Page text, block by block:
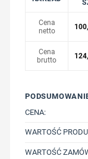
Cena
netto
Cena
brutto
CENA:
WARTOŚĆ
WARTOŚĆ